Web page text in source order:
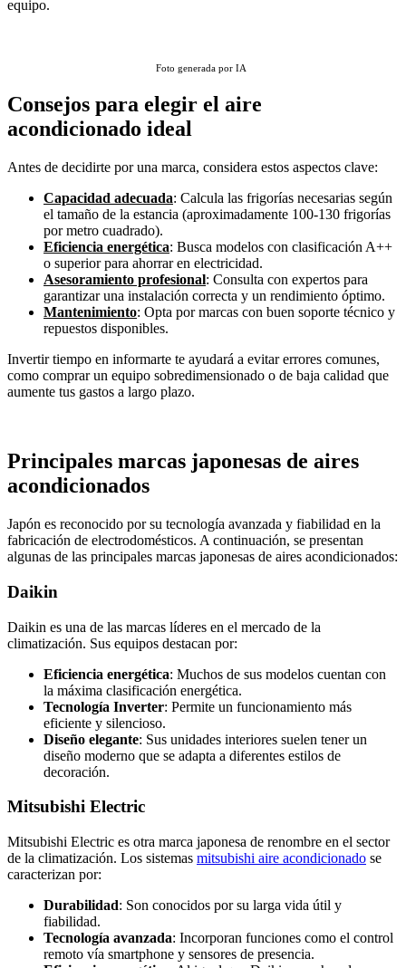
equipo.
Foto generada por IA
Consejos para elegir el aire
acondicionado ideal
Antes de decidirte por una marca, considera estos aspectos clave:
Capacidad adecuada: Calcula las frigorías necesarias según
el tamaño de la estancia (aproximadamente 100-130 frigorías
por metro cuadrado).
Eficiencia energética: Busca modelos con clasificación A++
o superior para ahorrar en electricidad.
Asesoramiento profesional: Consulta con expertos para
garantizar una instalación correcta y un rendimiento óptimo.
Mantenimiento: Opta por marcas con buen soporte técnico y
repuestos disponibles.
Invertir tiempo en informarte te ayudará a evitar errores comunes,
como comprar un equipo sobredimensionado o de baja calidad que
aumente tus gastos a largo plazo.
Principales marcas japonesas de aires
acondicionados
Japón es reconocido por su tecnología avanzada y fiabilidad en la
fabricación de electrodomésticos. A continuación, se presentan
algunas de las principales marcas japonesas de aires acondicionados:
Daikin
Daikin es una de las marcas líderes en el mercado de la
climatización. Sus equipos destacan por:
Eficiencia energética: Muchos de sus modelos cuentan con
la máxima clasificación energética.
Tecnología Inverter: Permite un funcionamiento más
eficiente y silencioso.
Diseño elegante: Sus unidades interiores suelen tener un
diseño moderno que se adapta a diferentes estilos de
decoración.
Mitsubishi Electric
Mitsubishi Electric es otra marca japonesa de renombre en el sector
de la climatización. Los sistemas mitsubishi aire acondicionado se
caracterizan por:
Durabilidad: Son conocidos por su larga vida útil y
fiabilidad.
Tecnología avanzada: Incorporan funciones como el control
remoto vía smartphone y sensores de presencia.